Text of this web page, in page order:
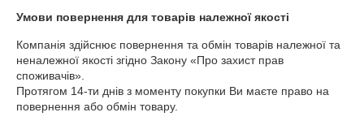
Умови повернення для товарів належної якості
Компанія здійснює повернення та обмін товарів належної та
неналежної якості згідно Закону «Про захист прав
споживачів».
Протягом 14-ти днів з моменту покупки Ви маєте право на
повернення або обмін товару.